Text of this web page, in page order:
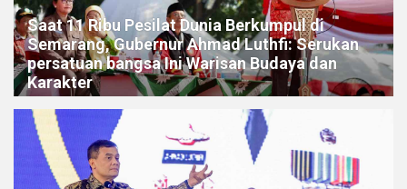
Saat 11 Ribu Pesilat Dunia Berkumpul di
Semarang, Gubernur Ahmad Luthfi: Serukan
persatuan bangsa Ini Warisan Budaya dan
Karakter